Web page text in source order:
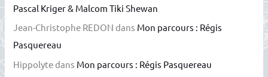
Pascal Kriger & Malcom Tiki Shewan
Jean-Christophe REDON dans Mon parcours : Régis
Pasquereau
Hippolytedans Mon parcours : Régis Pasquereau